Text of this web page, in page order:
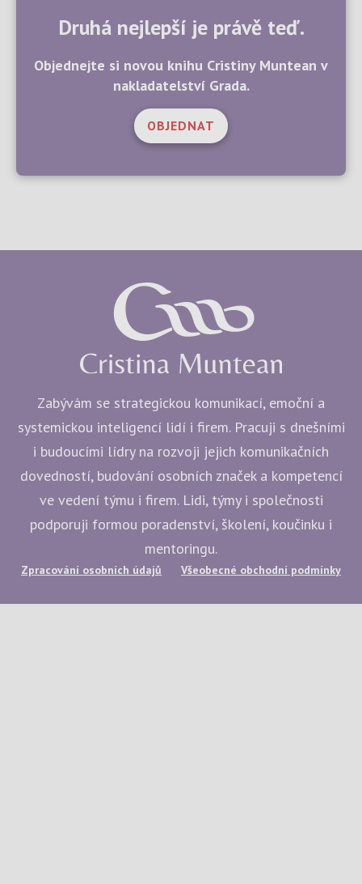
Druhá nejlepší je právě teď.
Objednejte si novou knihu Cristiny Muntean v
nakladatelství Grada.
OBJEDNAT
Zabývám se strategickou komunikací, emoční a
systemickou inteligencí lidí i firem. Pracuji s dnešními
i budoucími lídry na rozvoji jejich komunikačních
dovedností, budování osobních značek a kompetencí
ve vedení týmu i firem. Lidi, týmy i společnosti
podporuji formou poradenství, školení, koučinku i
mentoringu.
Zpracování osobních údajů Všeobecné obchodní podmínky